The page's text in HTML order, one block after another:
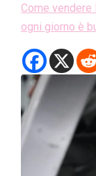
Come vendere
ogni giorno è